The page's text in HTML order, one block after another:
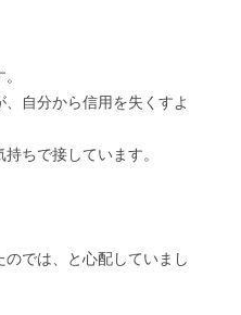
自分から信用を失くすよ
ちで接しています。
では、と心配していまし